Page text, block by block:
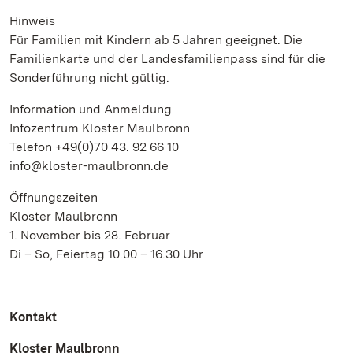
Hinweis
Für Familien mit Kindern ab 5 Jahren geeignet. Die
Familienkarte und der Landesfamilienpass sind für die
Sonderführung nicht gültig.
Information und Anmeldung
Infozentrum Kloster Maulbronn
Telefon +49(0)70 43. 92 66 10
info@kloster-maulbronn.de
Öffnungszeiten
Kloster Maulbronn
1. November bis 28. Februar
Di – So, Feiertag 10.00 – 16.30 Uhr
Kontakt
Kloster Maulbronn